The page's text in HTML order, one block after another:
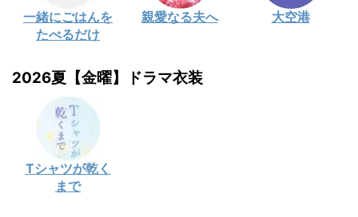
一緒にごはんを
たべるだけ
親愛なる夫へ 大空港
2026夏【金曜】ドラマ衣装
Tシャツが乾く
まで